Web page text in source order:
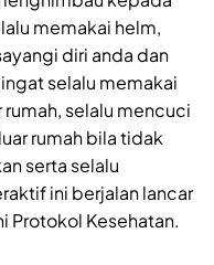
memakai helm,
diri anda dan
selalu memakai
selalu mencuci
rumah bila tidak
serta selalu
ini berjalan lancar
Protokol Kesehatan.